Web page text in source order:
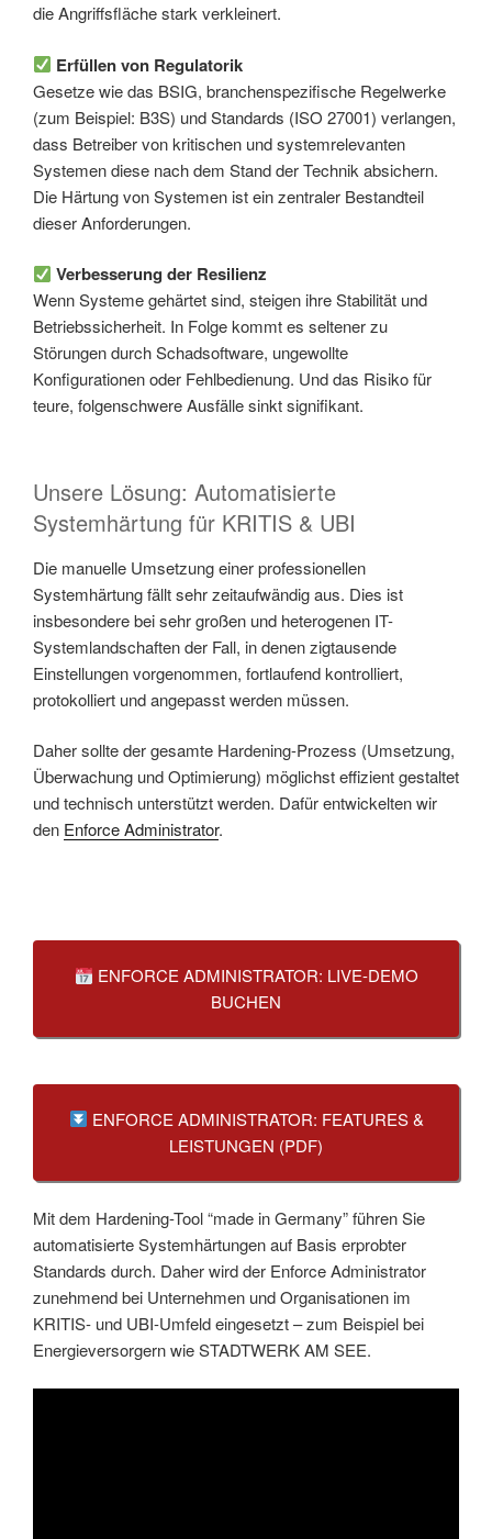
die Angriffsfläche stark verkleinert.
Erfüllen von Regulatorik
Gesetze wie das BSIG, branchenspezifische Regelwerke
(zum Beispiel: B3S) und Standards (ISO 27001) verlangen,
dass Betreiber von kritischen und systemrelevanten
Systemen diese nach dem Stand der Technik absichern.
Die Härtung von Systemen ist ein zentraler Bestandteil
dieser Anforderungen.
Verbesserung der Resilienz
Wenn Systeme gehärtet sind, steigen ihre Stabilität und
Betriebs­sicherheit. In Folge kommt es seltener zu
Störungen durch Schadsoftware, ungewollte
Konfigurationen oder Fehlbedienung. Und das Risiko für
teure, folgenschwere Ausfälle sinkt signifikant.
Unsere Lösung: Automatisierte
Systemhärtung für KRITIS & UBI
Die manuelle Umsetzung einer professionellen
Systemhärtung fällt sehr zeitaufwändig aus. Dies ist
insbesondere bei sehr großen und heterogenen IT-
Systemlandschaften der Fall, in denen zigtausende
Einstellungen vorgenommen, fortlaufend kontrolliert,
protokolliert und angepasst werden müssen.
Daher sollte der gesamte Hardening-Prozess (Umsetzung,
Überwachung und Optimierung) möglichst effizient gestaltet
und technisch unterstützt werden. Dafür entwickelten wir
den Enforce Administrator.
ENFORCE ADMINISTRATOR: LIVE-DEMO
BUCHEN
ENFORCE ADMINISTRATOR: FEATURES &
LEISTUNGEN (PDF)
Mit dem Hardening-Tool “made in Germany” führen Sie
automatisierte Systemhärtungen auf Basis erprobter
Standards durch. Daher wird der Enforce Administrator
zunehmend bei Unternehmen und Organisationen im
KRITIS- und UBI-Umfeld eingesetzt – zum Beispiel bei
Energieversorgern wie STADTWERK AM SEE.